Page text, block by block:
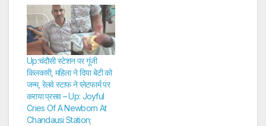
Up:चंदौसी स्टेशन पर गूंजी
किलकारी, महिला ने दिया बेटी को
जन्म, रेलवे स्टाफ ने प्लेटफार्म पर
कराया प्रसव – Up: Joyful
Cries Of A Newborn At
Chandausi Station;